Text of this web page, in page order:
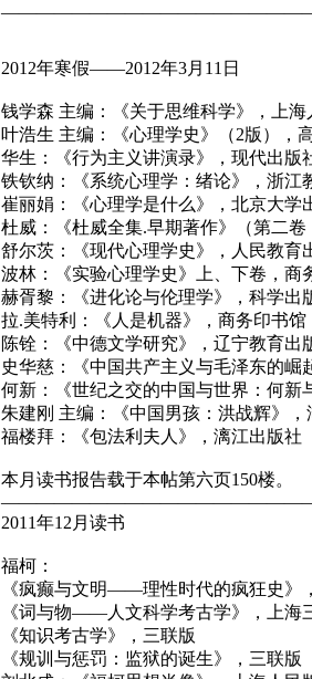
2012年寒假——2012年3月11日
钱学森 主编：《关于思维科学》，上海
叶浩生 主编：《心理学史》（2版），
华生：《行为主义讲演录》，现代出版
铁钦纳：《系统心理学：绪论》，浙江
崔丽娟：《心理学是什么》，北京大学
杜威：《杜威全集.早期著作》（第二卷
舒尔茨：《现代心理学史》，人民教育
波林：《实验心理学史》上、下卷，商
赫胥黎：《进化论与伦理学》，科学出
拉.美特利：《人是机器》，商务印书馆
陈铨：《中德文学研究》，辽宁教育出
史华慈：《中国共产主义与毛泽东的崛
何新：《世纪之交的中国与世界：何新
朱建刚 主编：《中国男孩：洪战辉》，
福楼拜：《包法利夫人》，漓江出版社
本月读书报告载于本帖第六页150楼。
2011年12月读书
福柯：
《疯癫与文明——理性时代的疯狂史》
《词与物——人文科学考古学》，上海
《知识考古学》，三联版
《规训与惩罚：监狱的诞生》，三联版